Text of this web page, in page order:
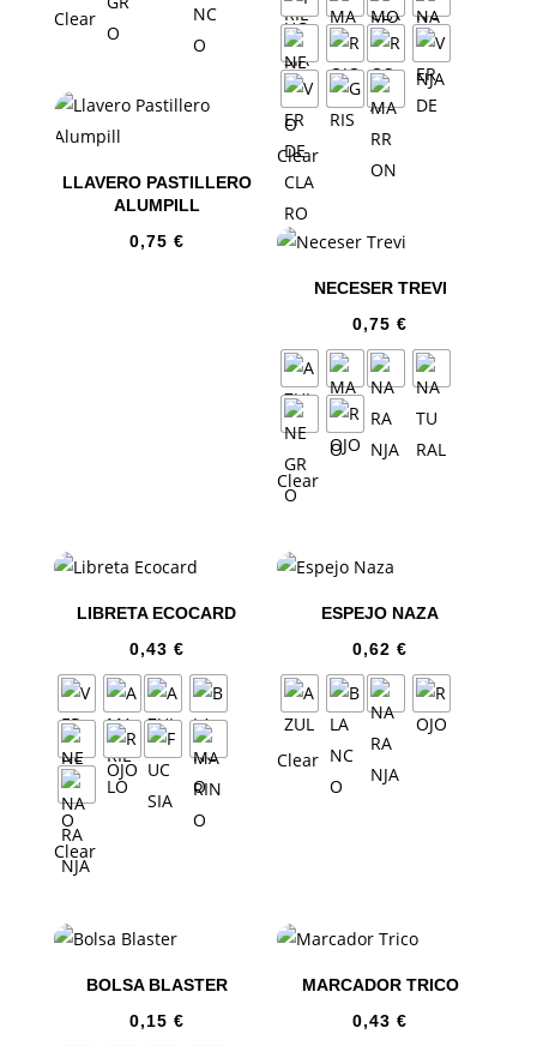
Clear
Clear
LLAVERO PASTILLERO
ALUMPILL
0,75 €
NECESER TREVI
0,75€
Clear
LIBRETA ECOCARD
0,43 €
Clear
ESPEJO NAZA
0,62€
Clear
BOLSA BLASTER
0,15 €
MARCADOR TRICO
0,43€